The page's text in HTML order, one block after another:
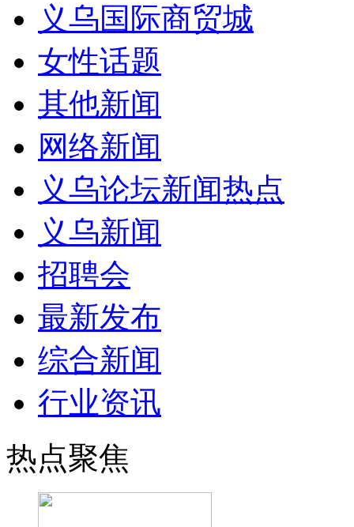
义乌国际商贸城
女性话题
其他新闻
网络新闻
义乌论坛新闻热点
义乌新闻
招聘会
最新发布
综合新闻
行业资讯
热点聚焦